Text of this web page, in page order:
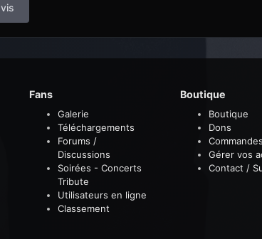
Fans
Galerie
Téléchargements
Forums /
Discussions
Soirées - Concerts
Tribute
Utilisateurs en ligne
Classement
Boutique
Boutique
Dons
Commandes
Gérer vos
Contact /